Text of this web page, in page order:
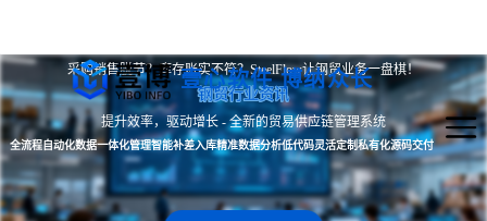
壹心软件 博纳众长
采购销售脱节？库存账实不符？SteelFlow让钢贸业务一盘棋！
钢贸行业资讯
提升效率，驱动增长 - 全新的贸易供应链管理系统
全流程自动化数据一体化管理智能补差入库精准数据分析低代码灵活定制私有化源码交付